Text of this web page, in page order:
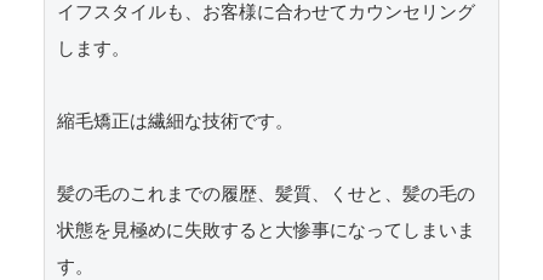
イフスタイルも、お客様に合わせてカウンセリング
します。
縮毛矯正は繊細な技術です。
髪の毛のこれまでの履歴、髪質、くせと、髪の毛の
状態を見極めに失敗すると大惨事になってしまいま
す。